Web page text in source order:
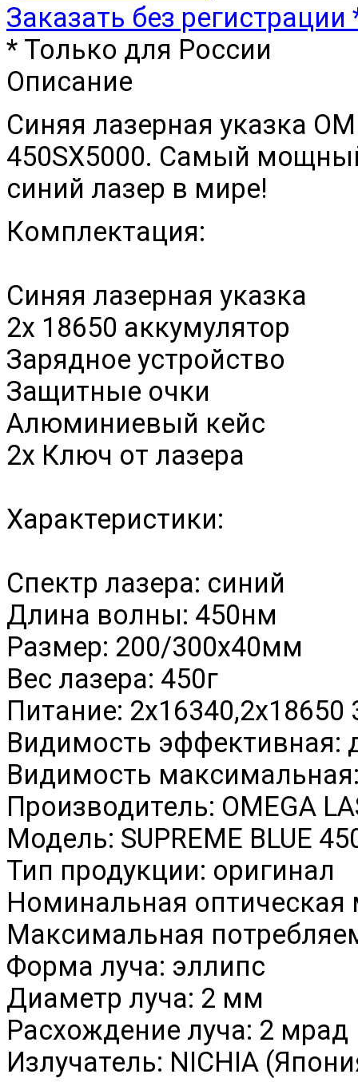
Заказать без регистрации
* Только для России
Описание
Синяя лазерная указка
450SX5000. Самый
синий лазер в мире!
Комплектация:
Синяя лазерная указка
2х 18650 аккумулятор
Зарядное устройство
Защитные очки
Алюминиевый кейс
2х Ключ от лазера
Характеристики:
Спектр лазера: синий
Длина волны: 450нм
Размер: 200/300х40мм
Вес лазера: 450г
Питание: 2х16340,2х18650
Видимость эффективная:
Видимость
Производитель: OMEGA
Модель: SUPREME BLUE
Тип продукции: оригинал
Номинальная
Максимальная
Форма луча: эллипс
Диаметр луча: 2 мм
Расхождение луча: 2 мрад
Излучатель: NICHIA